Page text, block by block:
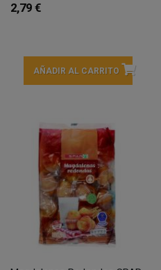
2,79 €
AÑADIR AL CARRITO